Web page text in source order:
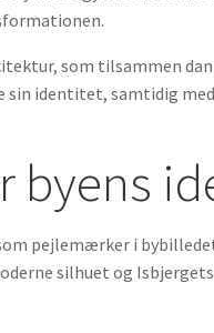
som tilsammen
sin identitet, samtidig
byens
pejlemærker i
silhuet og